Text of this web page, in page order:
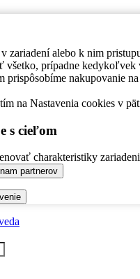
zariadení alebo k nim
všetko, prípadne kedykoľvek
prispôsobíme nakupovanie
na Nastavenia cookies v
s cieľom
charakteristiky
partnerov